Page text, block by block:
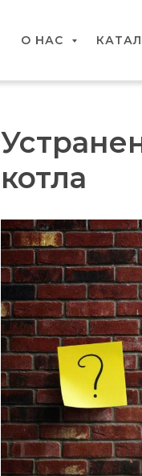
О НАС
котла